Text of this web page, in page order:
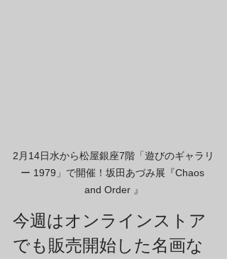
2月14日水から松屋銀座7階「遊びのギャラリ
ー 1979」で開催！坂田あづみ展『Chaos
and Order 』
今週はオンラインストア
でも販売開始した名画な